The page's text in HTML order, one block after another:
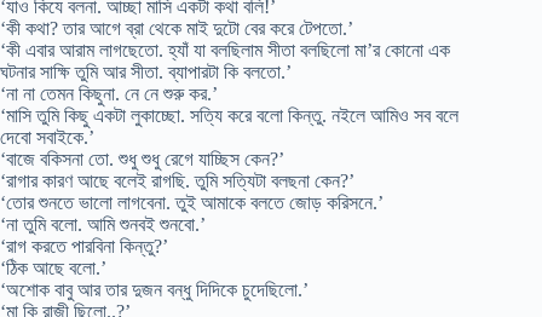
‘যাও কিযে বলনা. আচ্ছা মাসি একটা কথা বলি!’
‘কী কথা? তার আগে ব্রা থেকে মাই দুটো বের করে টেপতো.’
‘কী এবার আরাম লাগছেতো. হ্যাঁ যা বলছিলাম সীতা বলছিলো মা’র কোনো এক
ঘটনার সাক্ষি তুমি আর সীতা. ব্যাপারটা কি বলতো.’
‘না না তেমন কিছুনা. নে নে শুরু কর.’
‘মাসি তুমি কিছু একটা লুকাচ্ছো. সত্যি করে বলো কিন্তু. নইলে আমিও সব বলে
দেবো সবাইকে.’
‘বাজে বকিসনা তো. শুধু শুধু রেগে যাচ্ছিস কেন?’
‘রাগার কারণ আছে বলেই রাগছি. তুমি সত্যিটা বলছনা কেন?’
‘তোর শুনতে ভালো লাগবেনা. তুই আমাকে বলতে জোড় করিসনে.’
‘না তুমি বলো. আমি শুনবই শুনবো.’
‘রাগ করতে পারবিনা কিন্তু?’
‘ঠিক আছে বলো.’
‘অশোক বাবু আর তার দুজন বন্ধু দিদিকে চুদেছিলো.’
‘মা কি রাজী ছিলো..?’